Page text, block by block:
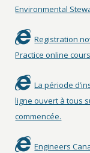
Environmental
Registration
Practice online
La période
ligne ouvert à tous
commencée.
Engineers